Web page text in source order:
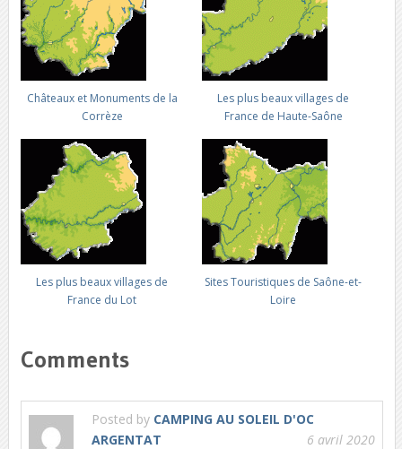
Châteaux et Monuments de la
Corrèze
Les plus beaux villages de
France de Haute-Saône
Les plus beaux villages de
France du Lot
Sites Touristiques de Saône-et-
Loire
Comments
Posted by CAMPING AU SOLEIL D'OC
ARGENTAT
6 avril 2020